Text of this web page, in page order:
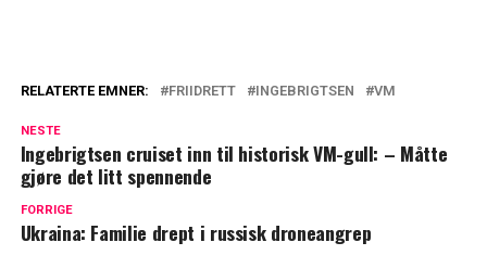
RELATERTE EMNER: FRIIDRETT INGEBRIGTSEN VM
NESTE
Ingebrigtsen cruiset inn til historisk VM-gull: – Måtte
gjøre det litt spennende
FORRIGE
Ukraina: Familie drept i russisk droneangrep